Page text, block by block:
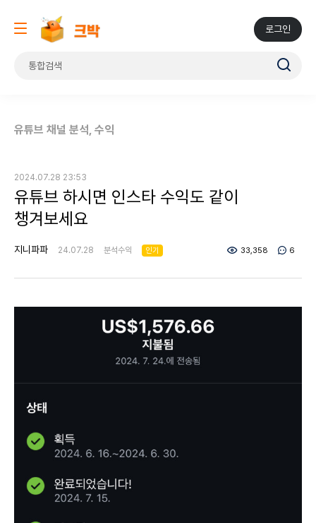
로그인
유튜브 채널 분석, 수익
2024.07.28 23:53
유튜브 하시면 인스타 수익도 같이
챙겨보세요
지니파파 24.07.28 분석수익 인기 33,358 6